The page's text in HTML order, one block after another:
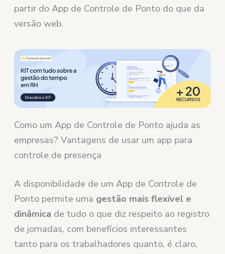
partir do App de Controle de Ponto do que da
versão web.
Como um App de Controle de Ponto ajuda as
empresas? Vantagens de usar um app para
controle de presença
A disponibilidade de um App de Controle de
Ponto permite uma gestão mais flexível e
dinâmica de tudo o que diz respeito ao registro
de jornadas, com benefícios interessantes
tanto para os trabalhadores quanto, é claro,